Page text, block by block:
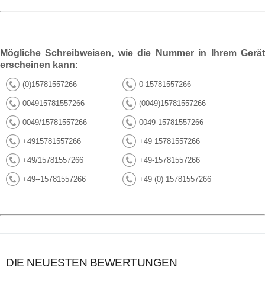
Mögliche Schreibweisen, wie die Nummer in Ihrem Gerät
erscheinen kann:
(0)15781557266 0-15781557266
004915781557266 (0049)15781557266
0049/15781557266 0049-15781557266
+4915781557266 +49 15781557266
+49/15781557266 +49-15781557266
+49--15781557266 +49 (0) 15781557266
DIE NEUESTEN BEWERTUNGEN